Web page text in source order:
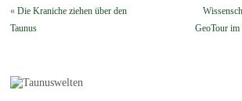
«Die Kraniche ziehen über den
Taunus
GeoTour